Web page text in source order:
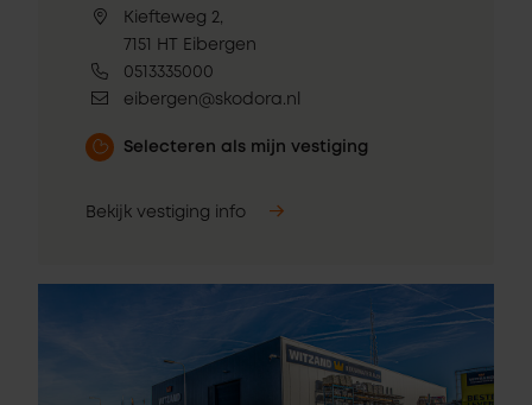
Kiefteweg 2,
7151 HT Eibergen
0513335000
eibergen@skodora.nl
Selecteren als mijn vestiging
Bekijk vestiging info